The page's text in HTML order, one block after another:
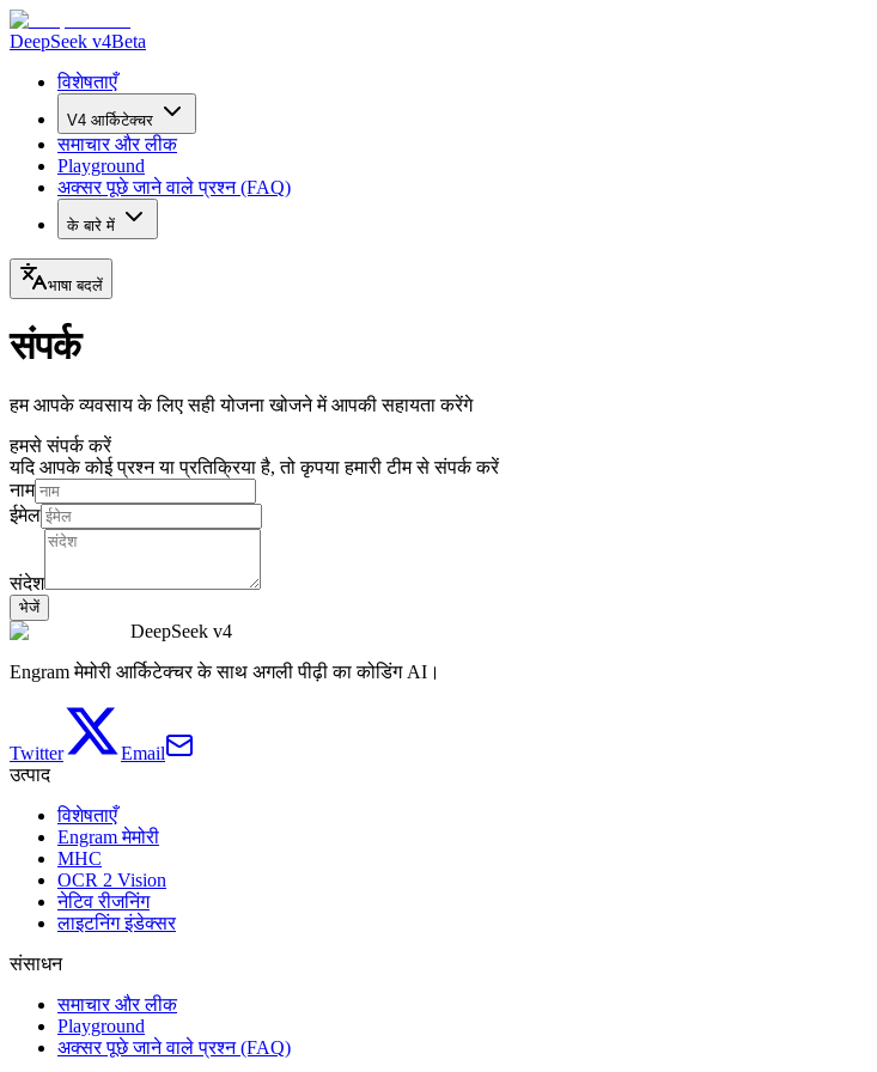
DeepSeek v4Beta
विशेषताएँ
V4 आर्किटेक्चर
समाचार और लीक
Playground
अक्सर पूछे जाने वाले प्रश्न (FAQ)
के बारे में
भाषा बदलें
संपर्क
हम आपके व्यवसाय के लिए सही योजना खोजने में आपकी सहायता करेंगे
हमसे संपर्क करें
यदि आपके कोई प्रश्न या प्रतिक्रिया है, तो कृपया हमारी टीम से संपर्क करें
नाम
ईमेल
संदेश
भेजें
DeepSeek v4
Engram मेमोरी आर्किटेक्चर के साथ अगली पीढ़ी का कोडिंग AI।
Twitter
Email
उत्पाद
विशेषताएँ
Engram मेमोरी
MHC
OCR 2 Vision
नेटिव रीजनिंग
लाइटनिंग इंडेक्सर
संसाधन
समाचार और लीक
Playground
अक्सर पूछे जाने वाले प्रश्न (FAQ)